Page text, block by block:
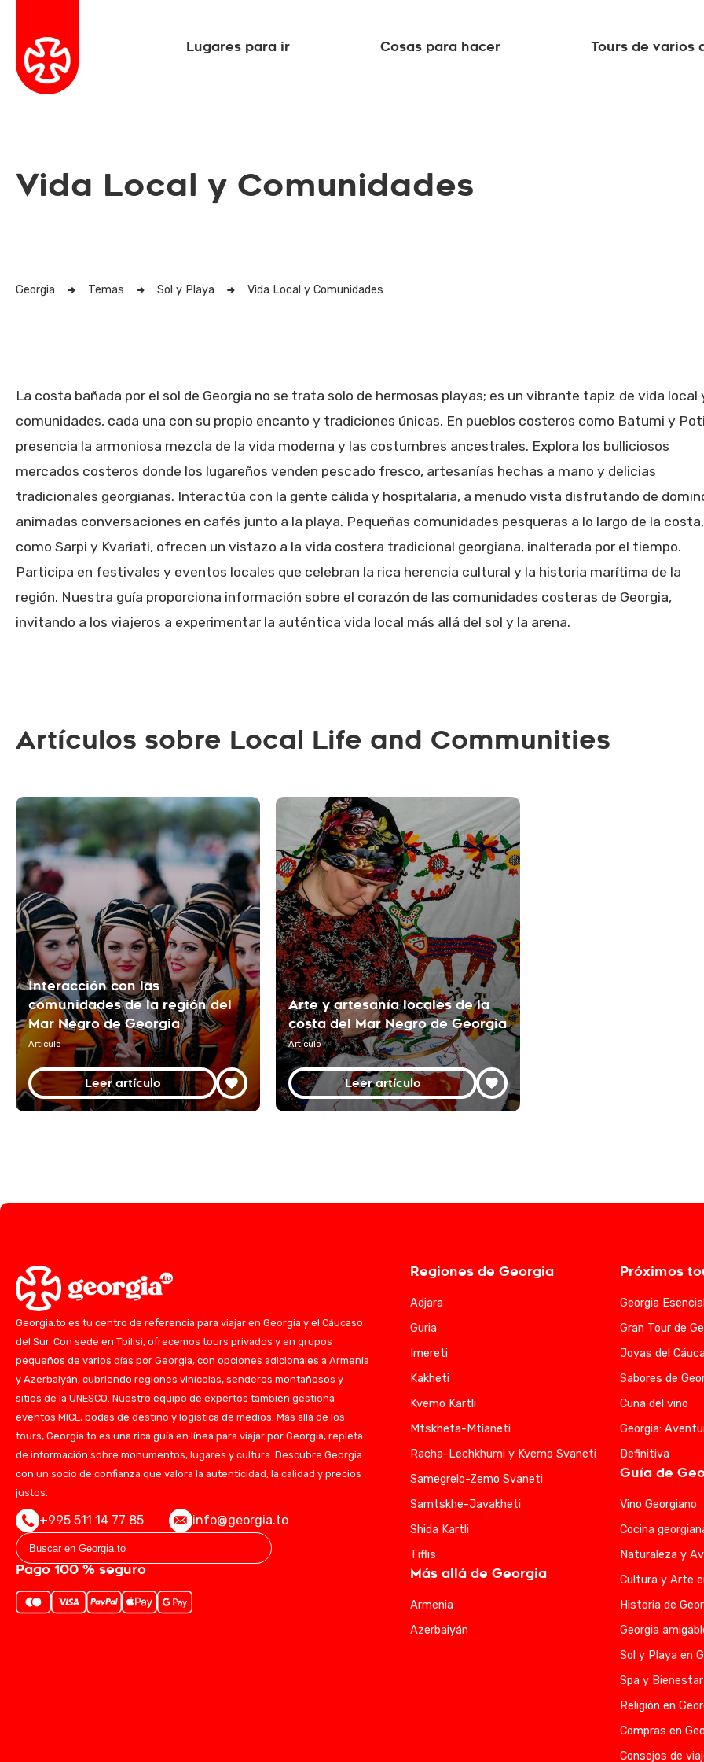
Lugares para ir Cosas para hacer Tours de varios
Vida Local y Comunidades
Georgia Temas Sol y Playa Vida Local y Comunidades
La costa bañada por el sol de Georgia no se trata solo de hermosas playas; es un vibrante tapiz de vida local
comunidades, cada una con su propio encanto y tradiciones únicas. En pueblos costeros como Batumi y
presencia la armoniosa mezcla de la vida moderna y las costumbres ancestrales. Explora los bulliciosos
mercados costeros donde los lugareños venden pescado fresco, artesanías hechas a mano y delicias
tradicionales georgianas. Interactúa con la gente cálida y hospitalaria, a menudo vista disfrutando de
animadas conversaciones en cafés junto a la playa. Pequeñas comunidades pesqueras a lo largo de la costa,
como Sarpi y Kvariati, ofrecen un vistazo a la vida costera tradicional georgiana, inalterada por el tiempo.
Participa en festivales y eventos locales que celebran la rica herencia cultural y la historia marítima de la
región. Nuestra guía proporciona información sobre el corazón de las comunidades costeras de Georgia,
invitando a los viajeros a experimentar la auténtica vida local más allá del sol y la arena.
Artículos sobre Local Life and Communities
Interacción con las
comunidades de la región del
Mar Negro de Georgia
Artículo
Leer artículo
Arte y artesanía locales de la
costa del Mar Negro de Georgia
Artículo
Leer artículo
Georgia.to es tu centro de referencia para viajar en Georgia y el Cáucaso
del Sur. Con sede en Tbilisi, ofrecemos tours privados y en grupos
pequeños de varios días por Georgia, con opciones adicionales a Armenia
y Azerbaiyán, cubriendo regiones vinícolas, senderos montañosos y
sitios de la UNESCO. Nuestro equipo de expertos también gestiona
eventos MICE, bodas de destino y logística de medios. Más allá de los
tours, Georgia.to es una rica guía en línea para viajar por Georgia, repleta
de información sobre monumentos, lugares y cultura. Descubre Georgia
con un socio de confianza que valora la autenticidad, la calidad y precios
justos.
+995 511 14 77 85 info@georgia.to
Pago 100 % seguro
Regiones de Georgia
Adjara
Guria
Imereti
Kakheti
Kvemo Kartli
Mtskheta-Mtianeti
Racha-Lechkhumi y Kvemo Svaneti
Samegrelo-Zemo Svaneti
Samtskhe-Javakheti
Shida Kartli
Tiflis
Más allá de Georgia
Armenia
Azerbaiyán
Próximos
Georgia Esencial
Gran Tour de
Joyas del
Sabores de
Cuna del vino
Georgia:
Definitiva
Guía de
Vino Georgiano
Cocina
Naturaleza y
Cultura y Arte
Historia de
Georgia
Sol y Playa en
Spa y
Religión en
Compras en
Consejos de